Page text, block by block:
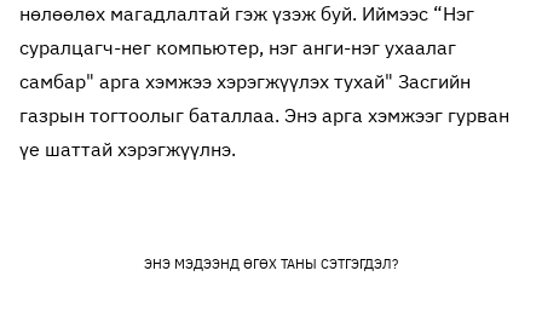
нөлөөлөх магадлалтай гэж үзэж буй. Иймээс “Нэг
суралцагч-нег компьютер, нэг анги-нэг ухаалаг
самбар" арга хэмжээ хэрэгжүүлэх тухай" Засгийн
газрын тогтоолыг баталлаа. Энэ арга хэмжээг гурван
үе шаттай хэрэгжүүлнэ.
ЭНЭ МЭДЭЭНД ӨГӨХ ТАНЫ СЭТГЭГДЭЛ?